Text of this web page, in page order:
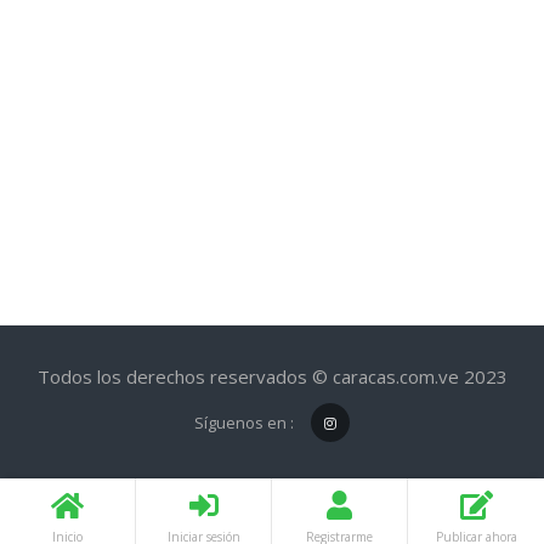
Inicio Iniciar sesión Registrarme Publicar ahora
Todos los derechos reservados © caracas.com.ve 2023
Síguenos en :